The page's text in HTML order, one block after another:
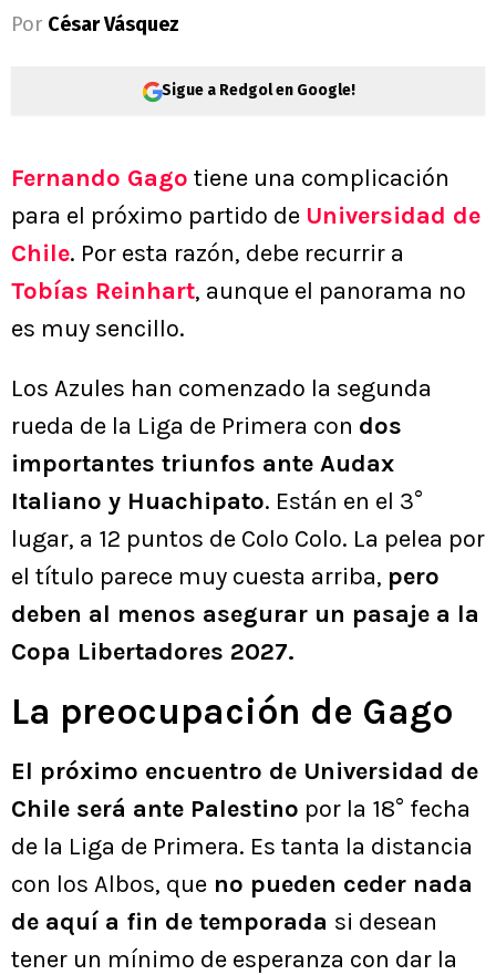
Por César Vásquez
Sigue a Redgol en Google!
Fernando Gago tiene una complicación
para el próximo partido de Universidad de
Chile. Por esta razón, debe recurrir a
Tobías Reinhart, aunque el panorama no
es muy sencillo.
Los Azules han comenzado la segunda
rueda de la Liga de Primera con dos
importantes triunfos ante Audax
Italiano y Huachipato. Están en el 3°
lugar, a 12 puntos de Colo Colo. La pelea por
el título parece muy cuesta arriba, pero
deben al menos asegurar un pasaje a la
Copa Libertadores 2027.
La preocupación de Gago
El próximo encuentro de Universidad de
Chile será ante Palestino por la 18° fecha
de la Liga de Primera. Es tanta la distancia
con los Albos, que no pueden ceder nada
de aquí a fin de temporada si desean
tener un mínimo de esperanza con dar la